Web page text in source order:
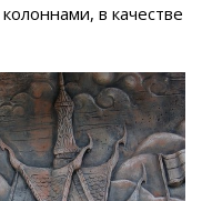
в качестве